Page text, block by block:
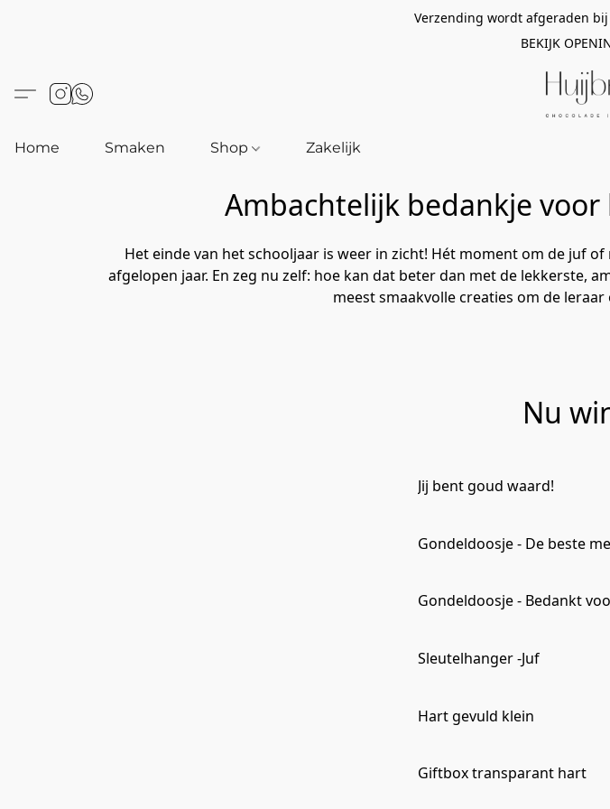
Verzending wordt afgeraden
BEKIJK
Home Smaken Shop Zakelijk
Ambachtelijk bedankje
Het einde van het schooljaar is weer in zicht! Hét moment om de juf
afgelopen jaar. En zeg nu zelf: hoe kan dat beter dan met de lekkerste,
meest smaakvolle creaties om de
Nu
Jij bent goud waard!
Gondeldoosje - De beste
Gondeldoosje - Bedankt
Sleutelhanger -Juf
Hart gevuld klein
Giftbox transparant hart